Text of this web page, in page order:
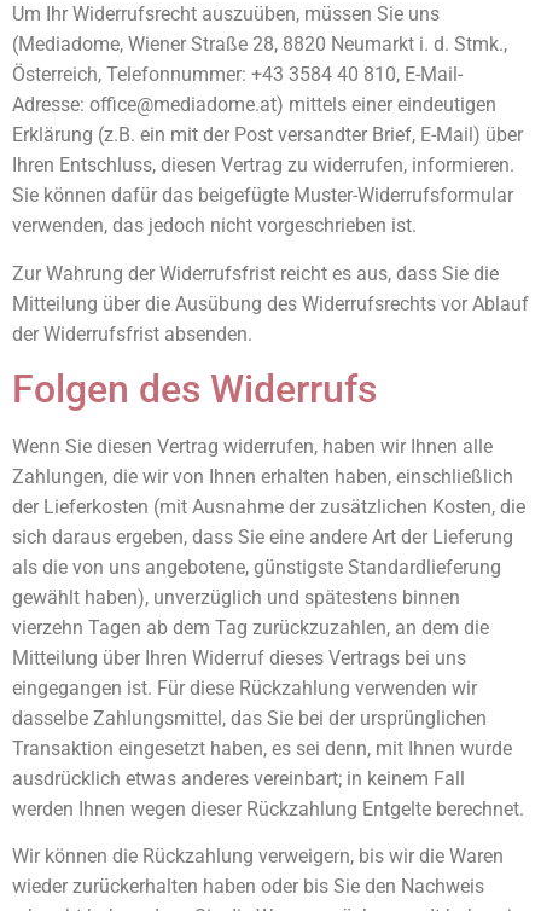
Um Ihr Widerrufsrecht auszuüben, müssen Sie uns
(Mediadome, Wiener Straße 28, 8820 Neumarkt i. d. Stmk.,
Österreich, Telefonnummer: +43 3584 40 810, E-Mail-
Adresse: office@mediadome.at) mittels einer eindeutigen
Erklärung (z.B. ein mit der Post versandter Brief, E-Mail) über
Ihren Entschluss, diesen Vertrag zu widerrufen, informieren.
Sie können dafür das beigefügte Muster-Widerrufsformular
verwenden, das jedoch nicht vorgeschrieben ist.
Zur Wahrung der Widerrufsfrist reicht es aus, dass Sie die
Mitteilung über die Ausübung des Widerrufsrechts vor Ablauf
der Widerrufsfrist absenden.
Folgen des Widerrufs
Wenn Sie diesen Vertrag widerrufen, haben wir Ihnen alle
Zahlungen, die wir von Ihnen erhalten haben, einschließlich
der Lieferkosten (mit Ausnahme der zusätzlichen Kosten, die
sich daraus ergeben, dass Sie eine andere Art der Lieferung
als die von uns angebotene, günstigste Standardlieferung
gewählt haben), unverzüglich und spätestens binnen
vierzehn Tagen ab dem Tag zurückzuzahlen, an dem die
Mitteilung über Ihren Widerruf dieses Vertrags bei uns
eingegangen ist. Für diese Rückzahlung verwenden wir
dasselbe Zahlungsmittel, das Sie bei der ursprünglichen
Transaktion eingesetzt haben, es sei denn, mit Ihnen wurde
ausdrücklich etwas anderes vereinbart; in keinem Fall
werden Ihnen wegen dieser Rückzahlung Entgelte berechnet.
Wir können die Rückzahlung verweigern, bis wir die Waren
wieder zurückerhalten haben oder bis Sie den Nachweis